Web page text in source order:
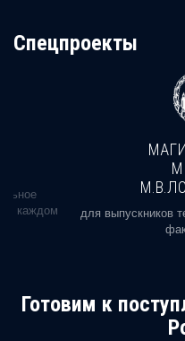
Cпецпроекты
в каждом
для выпускников
Готовим к